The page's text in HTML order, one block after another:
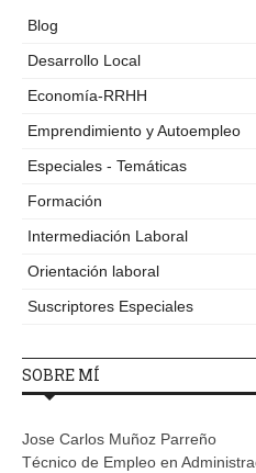
Blog
Desarrollo Local
Economía-RRHH
Emprendimiento y Autoempleo
Especiales - Temáticas
Formación
Intermediación Laboral
Orientación laboral
Suscriptores Especiales
SOBRE MÍ
Jose Carlos Muñoz Parreño
Técnico de Empleo en